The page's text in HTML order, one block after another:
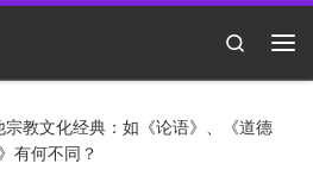
Search
宗教文化经典：如《论语》、《道德
有何不同？